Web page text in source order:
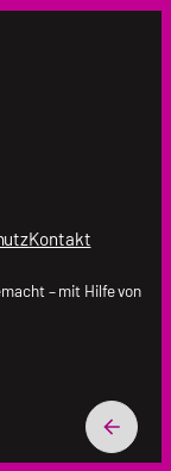
Kontakt
– mit Hilfe von